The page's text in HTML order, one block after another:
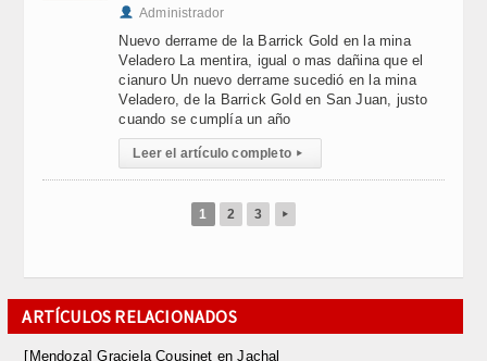
Administrador
Nuevo derrame de la Barrick Gold en la mina
Veladero La mentira, igual o mas dañina que el
cianuro Un nuevo derrame sucedió en la mina
Veladero, de la Barrick Gold en San Juan, justo
cuando se cumplía un año
Leer el artículo completo ▸
1 2 3 ▸
ARTÍCULOS RELACIONADOS
[Mendoza] Graciela Cousinet en Jachal